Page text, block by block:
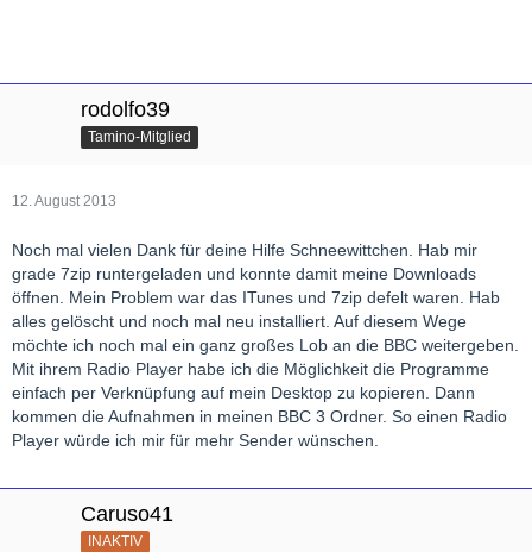
rodolfo39
Tamino-Mitglied
12. August 2013
Noch mal vielen Dank für deine Hilfe Schneewittchen. Hab mir
grade 7zip runtergeladen und konnte damit meine Downloads
öffnen. Mein Problem war das ITunes und 7zip defelt waren. Hab
alles gelöscht und noch mal neu installiert. Auf diesem Wege
möchte ich noch mal ein ganz großes Lob an die BBC weitergeben.
Mit ihrem Radio Player habe ich die Möglichkeit die Programme
einfach per Verknüpfung auf mein Desktop zu kopieren. Dann
kommen die Aufnahmen in meinen BBC 3 Ordner. So einen Radio
Player würde ich mir für mehr Sender wünschen.
Caruso41
INAKTIV